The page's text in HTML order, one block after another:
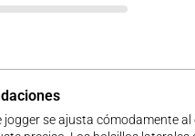
se ajusta cómodamente al